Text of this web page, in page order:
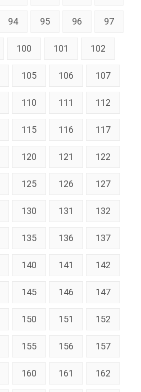
94 95 96 97
100 101 102
105 106 107
110 111 112
115 116 117
120 121 122
125 126 127
130 131 132
135 136 137
140 141 142
145 146 147
150 151 152
155 156 157
160 161 162